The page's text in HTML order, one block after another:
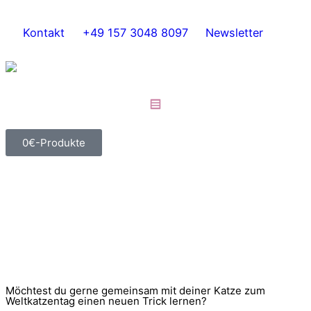
Kontakt +49 157 3048 8097 Newsletter
0€-Produkte
Möchtest du gerne gemeinsam mit deiner Katze zum
Weltkatzentag einen neuen Trick lernen?